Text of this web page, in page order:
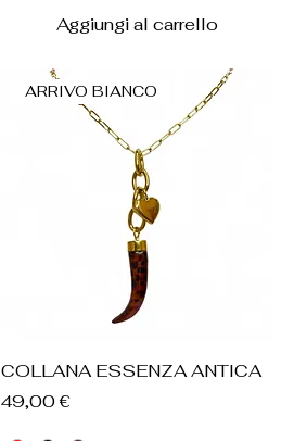
Aggiungi al carrello
Vista rapida
ARRIVO BIANCO
COLLANA ESSENZA ANTICA
Prezzo
49,00 €